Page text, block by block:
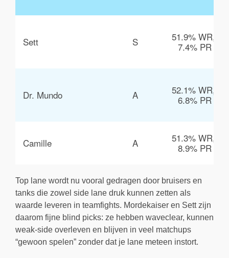
Sett S
51.9% WR,
7.4% PR
Dr. Mundo A
52.1% WR,
6.8% PR
Camille A
51.3% WR,
8.9% PR
Top lane wordt nu vooral gedragen door bruisers en
tanks die zowel side lane druk kunnen zetten als
waarde leveren in teamfights. Mordekaiser en Sett zijn
daarom fijne blind picks: ze hebben waveclear, kunnen
weak-side overleven en blijven in veel matchups
“gewoon spelen” zonder dat je lane meteen instort.